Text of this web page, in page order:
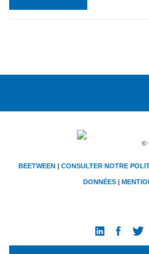
©
BEETWEEN| CONSULTER NOTRE
DONNÉES |